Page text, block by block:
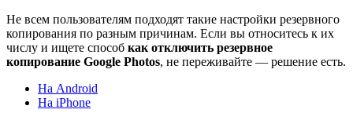
Не всем пользователям подходят такие настройки резервного
копирования по разным причинам. Если вы относитесь к их
числу и ищете способ как отключить резервное
копирование Google Photos, не переживайте — решение есть.
На Android
На iPhone